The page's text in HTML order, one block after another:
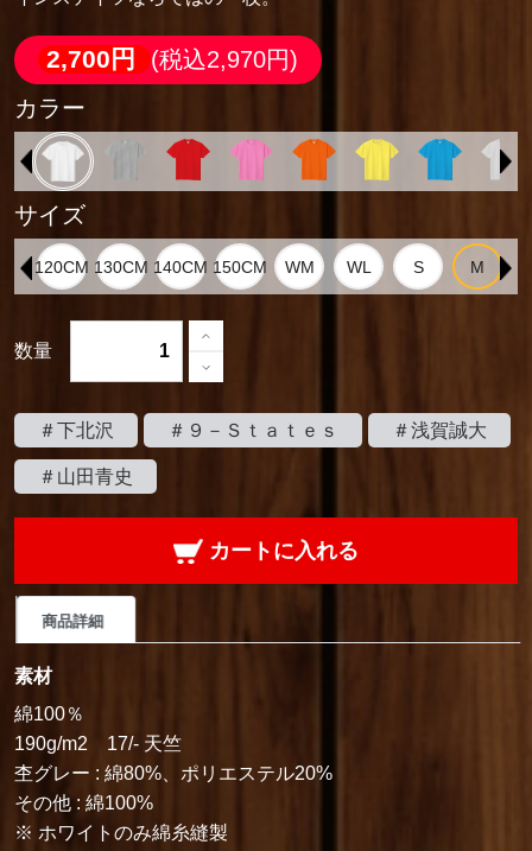
2,700円
(税込2,970円)
カラー
サイズ
数量
＃下北沢 ＃９－Ｓｔａｔｅｓ ＃浅賀誠大
＃山田青史
カートに入れる
商品詳細
素材
綿100％
190g/m2 17/- 天竺
杢グレー : 綿80%、ポリエステル20%
その他 : 綿100%
※ ホワイトのみ綿糸縫製